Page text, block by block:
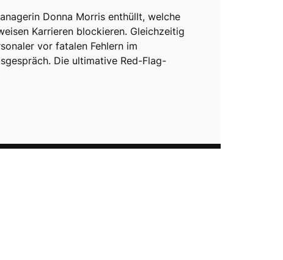
Donna Morris enthüllt, welche
Karrieren blockieren. Gleichzeitig
vor fatalen Fehlern im
Die ultimative Red-Flag-